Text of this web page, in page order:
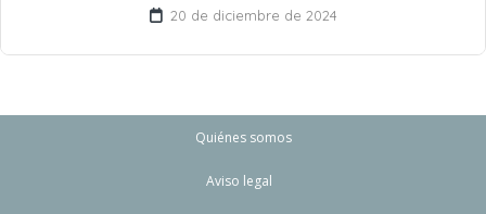
20 de diciembre de 2024
Quiénes somos
Aviso legal